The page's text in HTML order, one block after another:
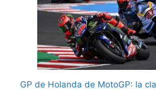
GP de Holanda de MotoGP: la